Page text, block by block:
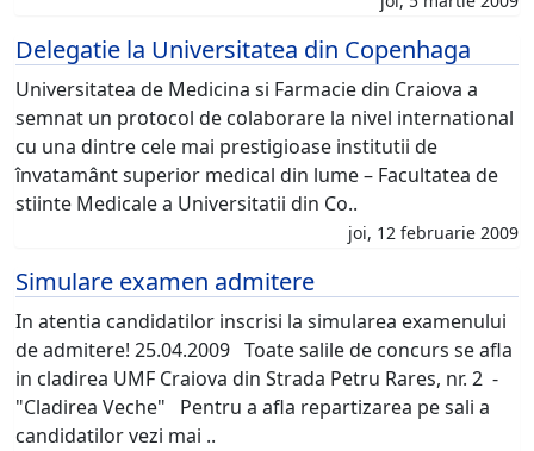
Delegatie la Universitatea din Copenhaga
Universitatea de Medicina si Farmacie din Craiova a
semnat un protocol de colaborare la nivel international
cu una dintre cele mai prestigioase institutii de
învatamânt superior medical din lume – Facultatea de
stiinte Medicale a Universitatii din Co..
joi, 12 februarie 2009
Simulare examen admitere
In atentia candidatilor inscrisi la simularea examenului
de admitere! 25.04.2009 Toate salile de concurs se afla
in cladirea UMF Craiova din Strada Petru Rares, nr. 2 -
"Cladirea Veche" Pentru a afla repartizarea pe sali a
candidatilor vezi mai ..